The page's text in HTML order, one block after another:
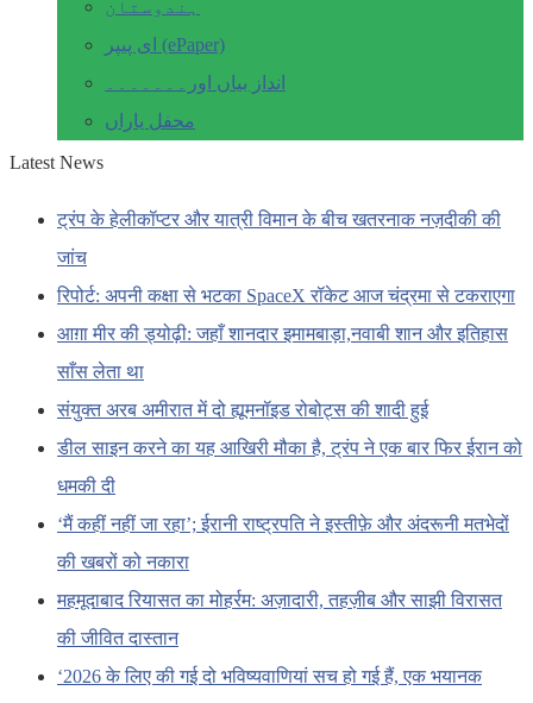
ہندوستان
ای پیپر (ePaper)
انداز بیاں اور۔۔۔۔۔۔۔
محفل یاراں
Latest News
ट्रंप के हेलीकॉप्टर और यात्री विमान के बीच खतरनाक नज़दीकी की
जांच
रिपोर्ट: अपनी कक्षा से भटका SpaceX रॉकेट आज चंद्रमा से टकराएगा
आग़ा मीर की ड्योढ़ी: जहाँ शानदार इमामबाड़ा,नवाबी शान और इतिहास
साँस लेता था
संयुक्त अरब अमीरात में दो ह्यूमनॉइड रोबोट्स की शादी हुई
डील साइन करने का यह आखिरी मौका है, ट्रंप ने एक बार फिर ईरान को
धमकी दी
‘मैं कहीं नहीं जा रहा’; ईरानी राष्ट्रपति ने इस्तीफ़े और अंदरूनी मतभेदों
की खबरों को नकारा
महमूदाबाद रियासत का मोहर्रम: अज़ादारी, तहज़ीब और साझी विरासत
की जीवित दास्तान
‘2026 के लिए की गई दो भविष्यवाणियां सच हो गई हैं, एक भयानक